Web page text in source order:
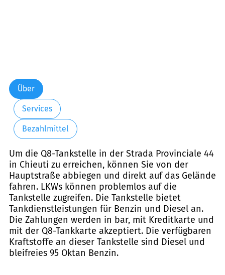
Über
Services
Bezahlmittel
Um die Q8-Tankstelle in der Strada Provinciale 44
in Chieuti zu erreichen, können Sie von der
Hauptstraße abbiegen und direkt auf das Gelände
fahren. LKWs können problemlos auf die
Tankstelle zugreifen. Die Tankstelle bietet
Tankdienstleistungen für Benzin und Diesel an.
Die Zahlungen werden in bar, mit Kreditkarte und
mit der Q8-Tankkarte akzeptiert. Die verfügbaren
Kraftstoffe an dieser Tankstelle sind Diesel und
bleifreies 95 Oktan Benzin.